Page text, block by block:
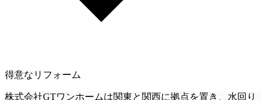
得意なリフォーム
株式会社GTワンホームは関東と関西に拠点を置き、水回り